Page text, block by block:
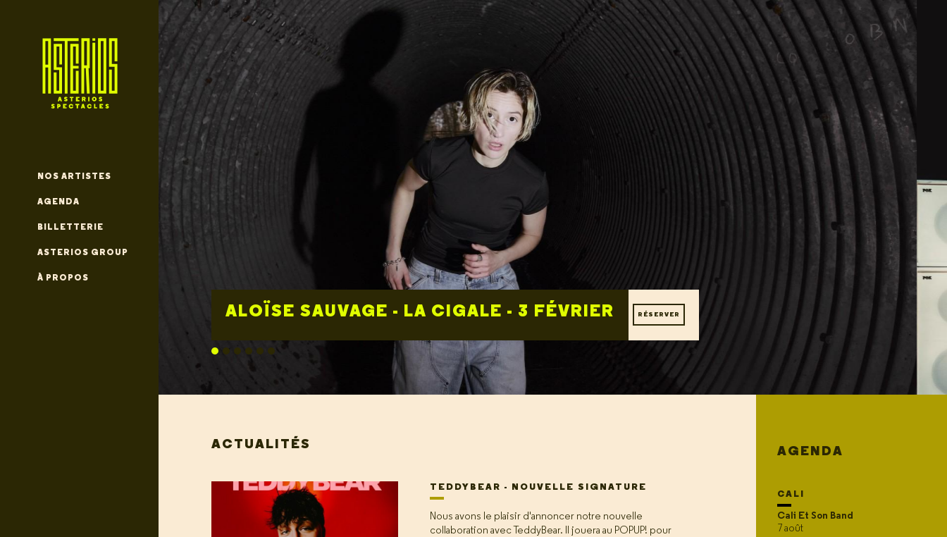
NOS ARTISTES
AGENDA
BILLETTERIE
ASTERIOS GROUP
À PROPOS
STEPHAN EICHER - THÉÂTRE DU ROND POINT - 30
SEPTEMBRE - 4 OCTOBRE
ACTUALITÉS
TEDDYBEAR - NOUVELLE SIGNATURE
Nous avons le plaisir d'annoncer notre nouvelle
collaboration avec TeddyBear. Il jouera au POPUP! pour
AGENDA
CALI
Cali Et Son Band
7 août